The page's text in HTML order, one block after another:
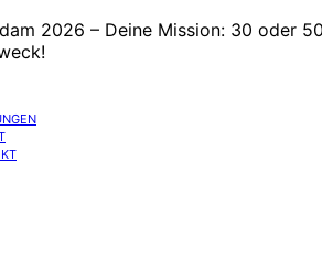
2026 – Deine Mission: 30 oder